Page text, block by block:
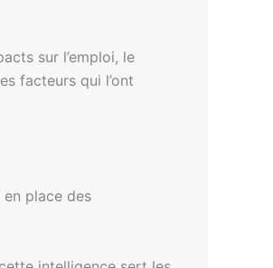
sur l’emploi, le
facteurs qui l’ont
place des